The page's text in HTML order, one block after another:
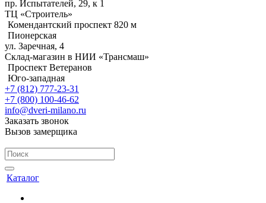
пр. Испытателей, 29, к 1
ТЦ «Строитель»
Комендантский проспект 820 м
Пионерская
ул. Заречная, 4
Склад-магазин в НИИ «Трансмаш»
Проспект Ветеранов
Юго-западная
+7 (812) 777-23-31
+7 (800) 100-46-62
info@dveri-milano.ru
Заказать звонок
Вызов замерщика
Каталог